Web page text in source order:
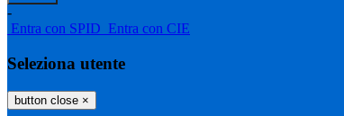
-
Entra con SPID Entra con CIE
Seleziona utente
button close ×